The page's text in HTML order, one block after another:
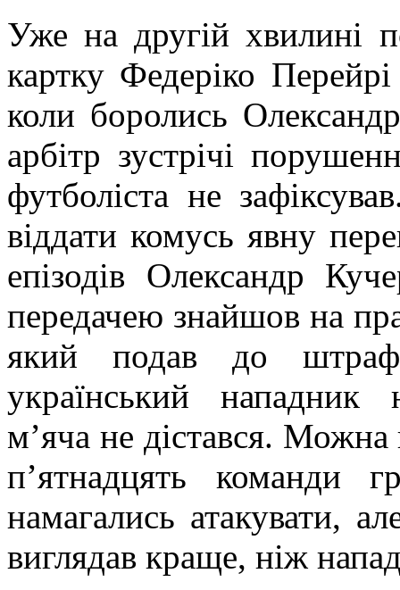
Уже на другій хвилині
картку Федеріко
коли боролись
арбітр зустрічі
футболіста не
віддати комусь явну
епізодів Олександр
передачею знайшов на
який подав до
український нападник
м’яча не дістався.
п’ятнадцять команди
намагались атакувати,
виглядав краще, ніж